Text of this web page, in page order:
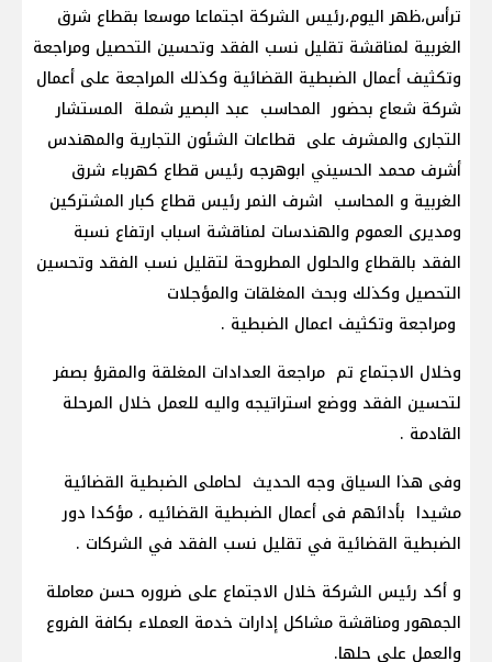
ترأس،ظهر اليوم،رئيس الشركة اجتماعا موسعا بقطاع شرق
الغربية لمناقشة تقليل نسب الفقد وتحسين التحصيل ومراجعة
وتكثيف أعمال الضبطية القضائية وكذلك المراجعة على أعمال
شركة شعاع بحضور المحاسب عبد البصير شملة المستشار
التجارى والمشرف على قطاعات الشئون التجارية والمهندس
أشرف محمد الحسيني ابوهرجه رئيس قطاع كهرباء شرق
الغربية و المحاسب اشرف النمر رئيس قطاع كبار المشتركين
ومديرى العموم والهندسات لمناقشة اسباب ارتفاع نسبة
الفقد بالقطاع والحلول المطروحة لتقليل نسب الفقد وتحسين
التحصيل وكذلك وبحث المغلقات والمؤجلات
ومراجعة وتكثيف اعمال الضبطية .
وخلال الاجتماع تم مراجعة العدادات المغلقة والمقرؤ بصفر
لتحسين الفقد ووضع استراتيجه واليه للعمل خلال المرحلة
القادمة .
وفى هذا السياق وجه الحديث لحاملى الضبطية القضائية
مشيدا بأدائهم فى أعمال الضبطية القضائيه ، مؤكدا دور
الضبطية القضائية في تقليل نسب الفقد في الشركات .
و أكد رئيس الشركة خلال الاجتماع على ضروره حسن معاملة
الجمهور ومناقشة مشاكل إدارات خدمة العملاء بكافة الفروع
والعمل على حلها.